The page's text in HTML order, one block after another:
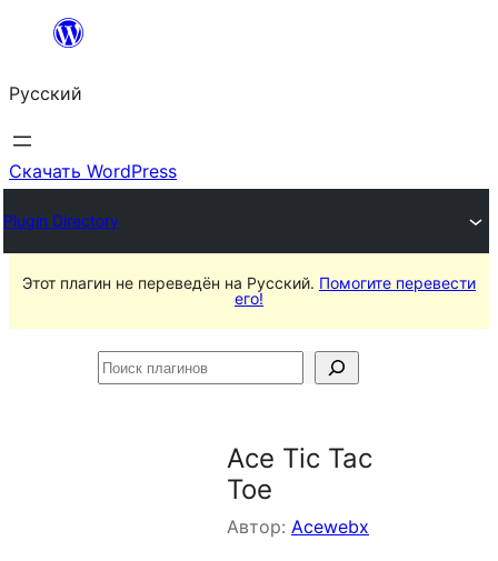
Перейти
содержимому
Русский
Скачать WordPress
Plugin Directory
Этот плагин не переведён на Русский. Помогите перевести
его!
Поиск
Ace Tic Tac
Toe
Автор: Acewebx